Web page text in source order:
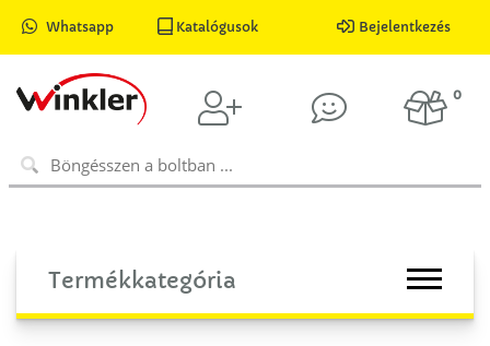
Whatsapp Katalógusok Bejelentkezés
0
Termékkategória